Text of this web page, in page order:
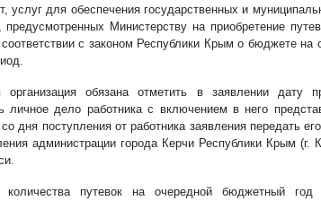
услуг для обеспечения государственных и
предусмотренных Министерству на приобретение
с законом Республики Крым о бюджете
организация обязана отметить в заявлении дату
личное дело работника с включением в него
дня поступления от работника заявления передать
администрации города Керчи Республики Крым (г.
количества путевок на очередной бюджетный